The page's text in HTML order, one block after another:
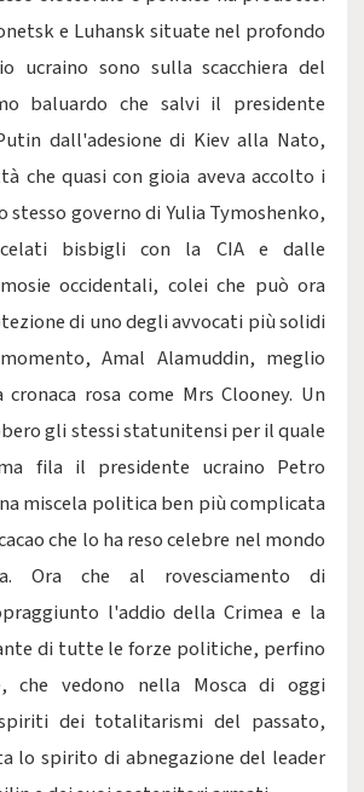
e Luhansk situate nel profondo
ucraino sono sulla scacchiera del
baluardo che salvi il presidente
dall'adesione di Kiev alla Nato,
che quasi con gioia aveva accolto i
governo di Yulia Tymoshenko,
bisbigli con la CIA e dalle
occidentali, colei che può ora
di uno degli avvocati più solidi
Amal Alamuddin, meglio
rosa come Mrs Clooney. Un
gli stessi statunitensi per il quale
fila il presidente ucraino Petro
miscela politica ben più complicata
che lo ha reso celebre nel mondo
Ora che al rovesciamento di
l'addio della Crimea e la
di tutte le forze politiche, perfino
che vedono nella Mosca di oggi
dei totalitarismi del passato,
lo spirito di abnegazione del leader